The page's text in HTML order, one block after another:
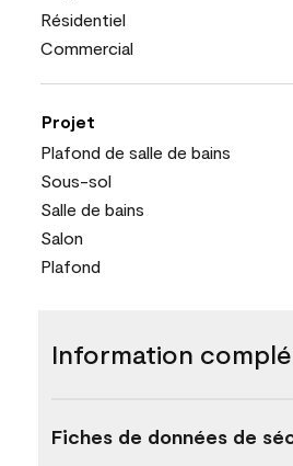
Résidentiel
Commercial
Projet
Plafond de salle de bains
Sous-sol
Salle de bains
Salon
Plafond
Information
Fiches de données de